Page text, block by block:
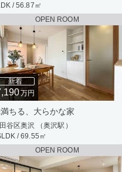
/ 56.87㎡
OPEN ROOM
新着
万円
ちる、大らかな家
谷区奥沢 （奥沢駅）
/ 69.55㎡
OPEN ROOM